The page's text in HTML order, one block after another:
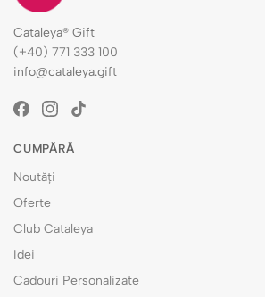
Cataleya® Gift
(+40) 771 333 100
info@cataleya.gift
CUMPĂRĂ
Noutăți
Oferte
Club Cataleya
Idei
Cadouri Personalizate